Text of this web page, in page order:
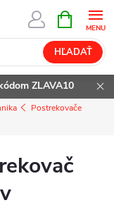
HĽADAŤ
KOŠÍK
ZLAVA10
Postrekovače